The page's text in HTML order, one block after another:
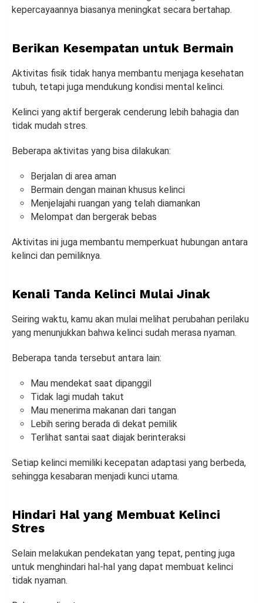
kepercayaannya biasanya meningkat secara bertahap.
Berikan Kesempatan untuk Bermain
Aktivitas fisik tidak hanya membantu menjaga kesehatan
tubuh, tetapi juga mendukung kondisi mental kelinci.
Kelinci yang aktif bergerak cenderung lebih bahagia dan
tidak mudah stres.
Beberapa aktivitas yang bisa dilakukan:
Berjalan di area aman
Bermain dengan mainan khusus kelinci
Menjelajahi ruangan yang telah diamankan
Melompat dan bergerak bebas
Aktivitas ini juga membantu memperkuat hubungan antara
kelinci dan pemiliknya.
Kenali Tanda Kelinci Mulai Jinak
Seiring waktu, kamu akan mulai melihat perubahan perilaku
yang menunjukkan bahwa kelinci sudah merasa nyaman.
Beberapa tanda tersebut antara lain:
Mau mendekat saat dipanggil
Tidak lagi mudah takut
Mau menerima makanan dari tangan
Lebih sering berada di dekat pemilik
Terlihat santai saat diajak berinteraksi
Setiap kelinci memiliki kecepatan adaptasi yang berbeda,
sehingga kesabaran menjadi kunci utama.
Hindari Hal yang Membuat Kelinci
Stres
Selain melakukan pendekatan yang tepat, penting juga
untuk menghindari hal-hal yang dapat membuat kelinci
tidak nyaman.